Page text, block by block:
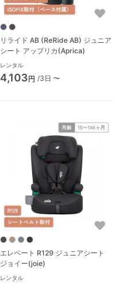
リライド AB (ReRide AB) ジュニア
シート アップリカ(Aprica)
レンタル
4,103円 /3日 〜
エレベート R129 ジュニアシート
ジョイー(joie)
レンタル